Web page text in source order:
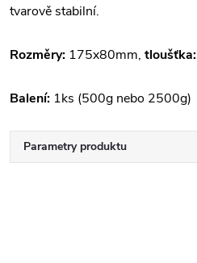
tvarově stabilní.
Rozměry: 175x80mm, tloušťka:
Balení: 1ks (500g nebo 2500g)
Parametry produktu